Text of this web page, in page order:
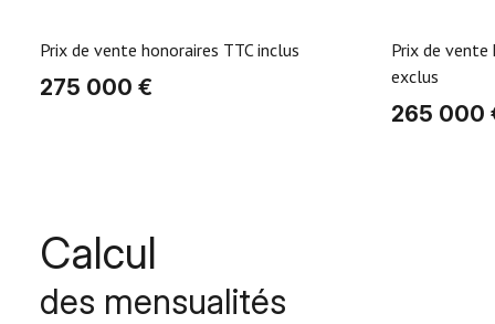
Prix de vente honoraires TTC inclus
275 000 €
Prix de vente
exclus
265 000
Calcul
des mensualités